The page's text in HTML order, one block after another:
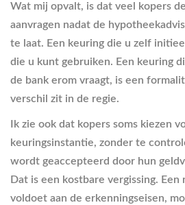
Wat mij opvalt, is dat veel kopers
aanvragen nadat de
te laat. Een keuring die u zelf
die u kunt gebruiken. Een keuring
de bank erom vraagt, is een
verschil zit in de regie.
Ik zie ook dat kopers soms kiezen
keuringsinstantie, zonder te
wordt geaccepteerd door hun
Dat is een kostbare vergissing.
voldoet aan de erkenningseisen,